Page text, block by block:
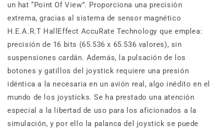
un hat “Point Of View”. Proporciona una precisión
extrema, gracias al sistema de sensor magnético
H.E.A.R.T HallEffect AccuRate Technology que emplea:
precisión de 16 bits (65.536 x 65.536 valores), sin
suspensiones cardán. Además, la pulsación de los
botones y gatillos del joystick requiere una presión
idéntica a la necesaria en un avión real, algo inédito en el
mundo de los joysticks. Se ha prestado una atención
especial a la libertad de uso para los aficionados a la
simulación, y por ello la palanca del joystick se puede